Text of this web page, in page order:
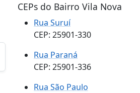
CEPs do Bairro Vila Nova
Rua Suruí
CEP: 25901-330
Rua Paraná
CEP: 25901-336
Rua São Paulo